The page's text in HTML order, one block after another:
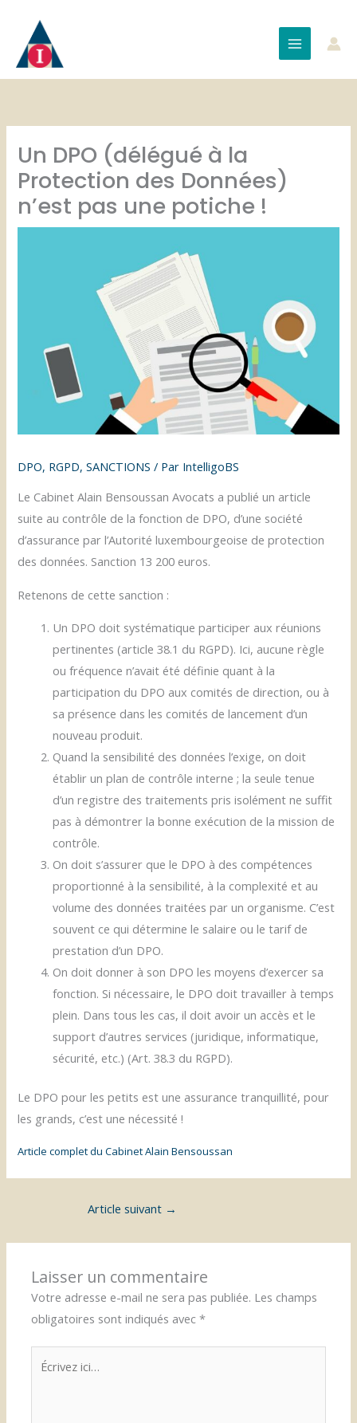
contenu
Un DPO (délégué à la
Protection des Données)
n’est pas une potiche !
DPO, RGPD,SANCTIONS / Par IntelligoBS
Le Cabinet Alain Bensoussan Avocats a publié un article
suite au contrôle de la fonction de DPO, d’une société
d’assurance par l’Autorité luxembourgeoise de protection
des données. Sanction 13 200 euros.
Retenons de cette sanction :
Un DPO doit systématique participer aux réunions
pertinentes (article 38.1 du RGPD). Ici, aucune règle
ou fréquence n’avait été définie quant à la
participation du DPO aux comités de direction, ou à
sa présence dans les comités de lancement d’un
nouveau produit.
Quand la sensibilité des données l’exige, on doit
établir un plan de contrôle interne ; la seule tenue
d’un registre des traitements pris isolément ne suffit
pas à démontrer la bonne exécution de la mission de
contrôle.
On doit s’assurer que le DPO à des compétences
proportionné à la sensibilité, à la complexité et au
volume des données traitées par un organisme. C’est
souvent ce qui détermine le salaire ou le tarif de
prestation d’un DPO.
On doit donner à son DPO les moyens d’exercer sa
fonction. Si nécessaire, le DPO doit travailler à temps
plein. Dans tous les cas, il doit avoir un accès et le
support d’autres services (juridique, informatique,
sécurité, etc.) (Art. 38.3 du RGPD).
Le DPO pour les petits est une assurance tranquillité, pour
les grands, c’est une nécessité !
Article complet du Cabinet Alain Bensoussan
Article suivant →
Laisser un commentaire
Votre adresse e-mail ne sera pas publiée. Les champs
obligatoires sont indiqués avec*
Écrivez